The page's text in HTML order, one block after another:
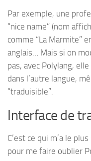
Par exemple, une
“nice name” (nom
comme “La Marmite”
anglais… Mais si on
pas, avec Polylang,
dans l’autre langue,
“traduisible”.
Interface de
C’est ce qui m’a le
pour me faire oublier